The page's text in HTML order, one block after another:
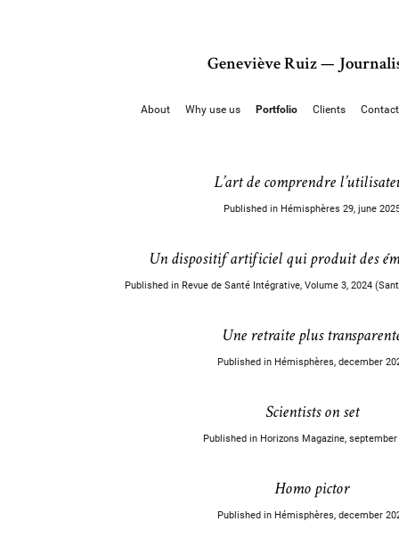
Geneviève Ruiz —
About Why use us Portfolio Clients
L’art de comprendre
Published in Hémisphères 29, june
Un dispositif artificiel qui produit des
Published in Revue de Santé Intégrative, Volume 3, 2024
Une retraite plus
Published in Hémisphères, december
Scientists on set
Published in Horizons Magazine, september
Homo pictor
Published in Hémisphères, december